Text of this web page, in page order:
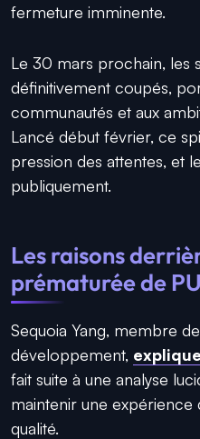
fermeture imminente.
Le 30 mars prochain, les
définitivement coupés,
communautés et aux
Lancé début février, ce
pression des attentes, et
publiquement.
Les raisons
prématurée de
Sequoia Yang, membre
développement,
fait suite à une analyse
maintenir une
qualité.